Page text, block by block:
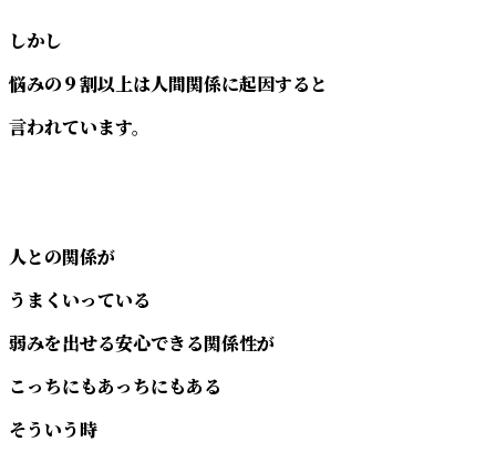
しかし
悩みの９割以上は人間関係に起因すると
言われています。
人との関係が
うまくいっている
弱みを出せる安心できる関係性が
こっちにもあっちにもある
そういう時